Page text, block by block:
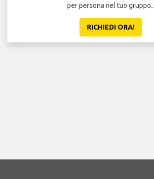
per persona nel tuo gruppo..
RICHIEDI ORA!